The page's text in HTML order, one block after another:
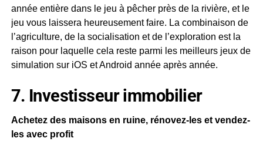
année entière dans le jeu à pêcher près de la rivière, et le
jeu vous laissera heureusement faire. La combinaison de
l’agriculture, de la socialisation et de l’exploration est la
raison pour laquelle cela reste parmi les meilleurs jeux de
simulation sur iOS et Android année après année.
7. Investisseur immobilier
Achetez des maisons en ruine, rénovez-les et vendez-
les avec profit